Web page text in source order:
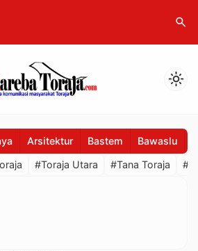
search
light_mode
Arsitektur Bastem Bawaslu
#Toraja Utara #Tana Toraja